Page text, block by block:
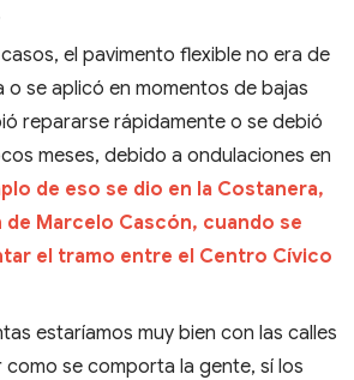
el pavimento flexible no era de
o se aplicó en momentos de bajas
repararse rápidamente o se debió
meses, debido a ondulaciones en
de eso se dio en la Costanera,
Marcelo Cascón, cuando se
el tramo entre el Centro Cívico
estaríamos muy bien con las calles
como se comporta la gente, sí los